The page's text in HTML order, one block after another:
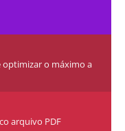
o máximo a
arquivo PDF